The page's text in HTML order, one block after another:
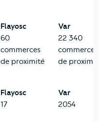
Flayosc
60
commerces
de proximité
Var
22 340
commerces
de proximité
Flayosc
17
Var
2054